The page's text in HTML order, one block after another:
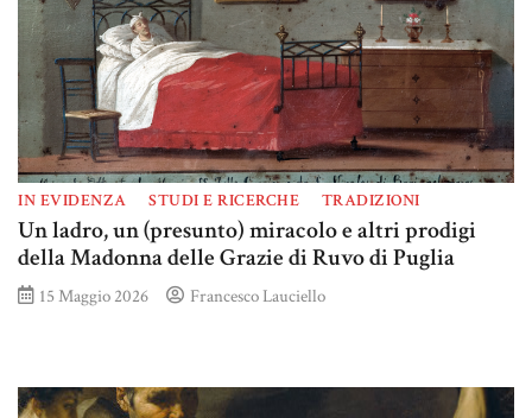
IN EVIDENZA STUDI E RICERCHE TRADIZIONI
Un ladro, un (presunto) miracolo e altri prodigi
della Madonna delle Grazie di Ruvo di Puglia
15 Maggio 2026 Francesco Lauciello